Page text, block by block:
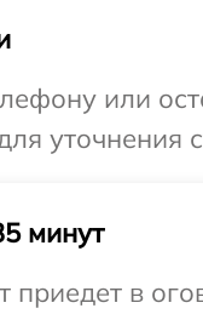
или
уточнения
минут
приедет в